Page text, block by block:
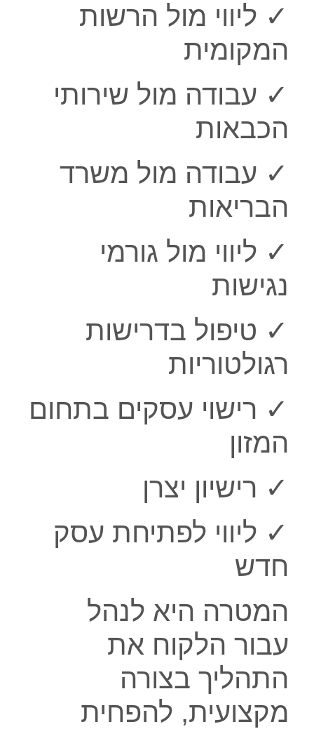
✓ ליווי מול הרשות
המקומית
✓ עבודה מול שירותי
הכבאות
✓ עבודה מול משרד
הבריאות
✓ ליווי מול גורמי
נגישות
✓ טיפול בדרישות
רגולטוריות
✓ רישוי עסקים בתחום
המזון
✓ רישיון יצרן
✓ ליווי לפתיחת עסק
חדש
המטרה היא לנהל
עבור הלקוח את
התהליך בצורה
מקצועית, להפחית